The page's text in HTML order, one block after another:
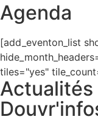
Agenda
[add_eventon_list
tiles="yes"
Actualités